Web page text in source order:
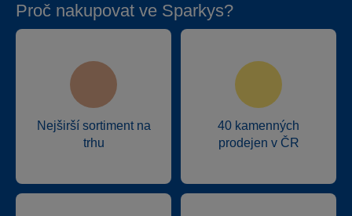
Proč nakupovat ve Sparkys?
Nejširší sortiment na
trhu
40 kamenných
prodejen v ČR